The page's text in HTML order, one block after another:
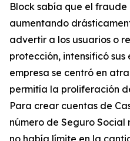
Block sabía que el
aumentando
advertir a los usuarios o
protección, intensificó
empresa se centró en
permitía la proliferación
Para crear cuentas de
número de Seguro
no había límite en la